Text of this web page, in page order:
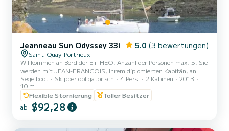
Jeanneau Sun Odyssey 33i 5.0 (3 bewertungen)
Saint-Quay-Portrieux
Willkommen an Bord der EliTHEO. Anzahl der Personen max. 5. Sie
werden mit JEAN-FRANCOIS, Ihrem diplomierten Kapitän, an
Bord gehen, der Ihr Coach für eine Entdeckungskreuzfahrt sein
wird. Setzen Sie die Segel für einen einzigartigen und
unvergesslichen Tag auf See, Ihr Abenteuer in der Bucht von Saint
Brieuc! Kommen Sie segeln lernen und entdecken Sie die Bucht von
Saint Brieuc. Ausflug: Ab 140 Euro Entdeckungstour zum Segeln.
Segelboot Skipper obligatorisch 4 Pers. 2 Kabinen
2013
10 m
Flexible Stornierung
Toller Besitzer
ab $92,28